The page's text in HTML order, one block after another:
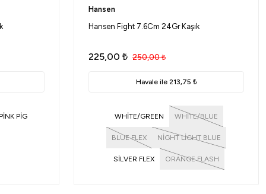
PİNK PİG
Hansen
Hansen Fight 7.6Cm 24Gr Kaşık
225,00 ₺ 250,00₺
Havale ile 213,75 ₺
WHİTE/GREEN WHİTE/BLUE
BLUE FLEX NİGHT LİGHT BLUE
SİLVER FLEX ORANGE FLASH